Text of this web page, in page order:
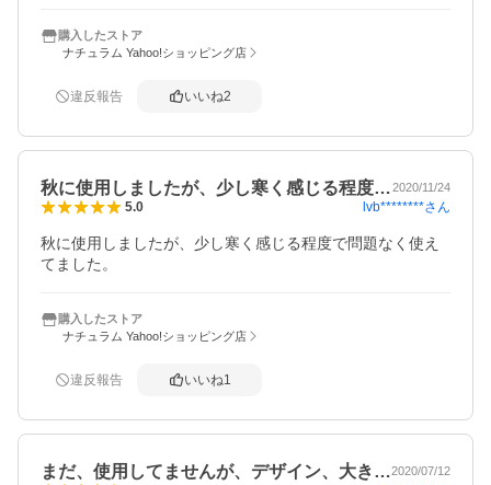
購入したストア
ナチュラム Yahoo!ショッピング店
違反報告 いいね2
秋に使用しましたが、少し寒く感じる程度…2020/11/24
5.0 lvb********さん
秋に使用しましたが、少し寒く感じる程度で問題なく使え
てました。
購入したストア
ナチュラム Yahoo!ショッピング店
違反報告 いいね1
まだ、使用してませんが、デザイン、大き…2020/07/12